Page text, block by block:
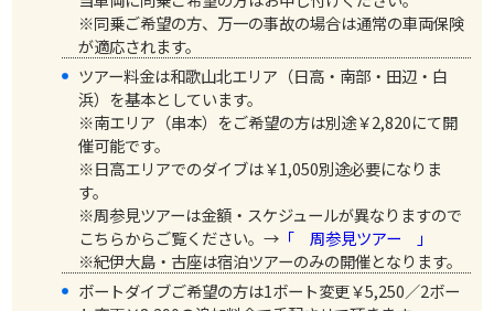
※同乗ご希望の方、万一の事故の場合は通常の車両保険
が適応されます。
ツアー料金は和歌山北エリア（日高・南部・田辺・白
浜）を基本としています。
※南エリア（串本）をご希望の方は別途￥2,820にて開
催可能です。
※日高エリアでのダイブは￥1,050別途必要になりま
す。
※周参見ツアーは金額・スケジュールが異なりますので
こちらからご覧ください。→ 「 周参見ツアー 」
※紀伊大島・古座は宿泊ツアーのみの開催となります。
ボートダイブご希望の方は1ボート変更￥5,250／2ボー